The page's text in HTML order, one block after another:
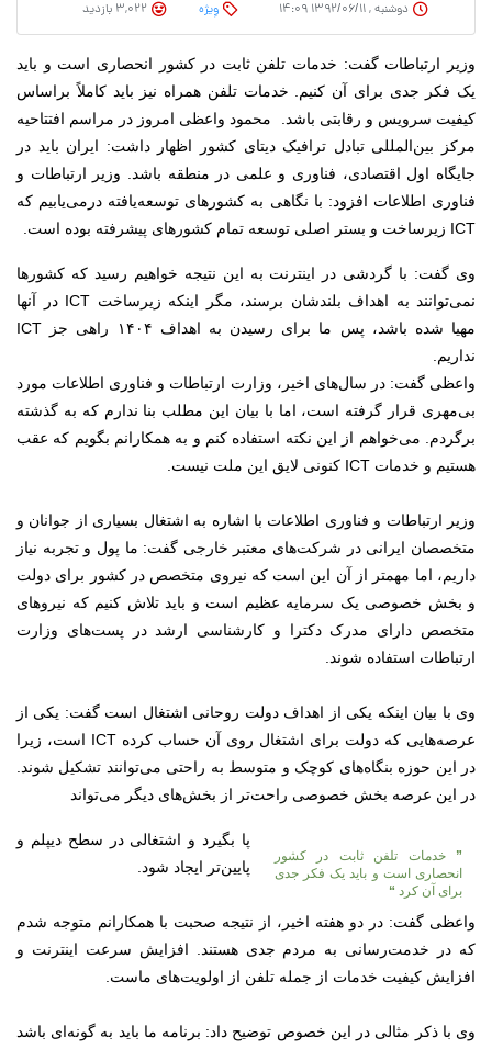
دوشنبه , ۱۳۹۲/۰۶/۱۱ ۱۴:۰۹ وِیژه
وزیر ارتباطات گفت: خدمات تلفن ثابت در کشور انحصاری است و باید
یک فکر جدی برای آن کنیم. خدمات تلفن همراه نیز باید کاملاً براساس
کیفیت سرویس و رقابتی باشد.
محمود واعظی امروز در مراسم افتتاحیه
مرکز بین‌المللی تبادل ترافیک دیتای کشور اظهار داشت: ایران باید در
جایگاه اول اقتصادی، فناوری و علمی در منطقه باشد. وزیر ارتباطات و
فناوری اطلاعات افزود: با نگاهی به کشورهای توسعه‌یافته درمی‌یابیم که
ICT زیرساخت و بستر اصلی توسعه تمام کشورهای پیشرفته بوده است.
وی گفت: با گردشی در اینترنت به این نتیجه خواهیم رسید که کشورها
نمی‌توانند به اهداف بلندشان برسند، مگر اینکه زیرساخت ICT در آنها
مهیا شده باشد، پس ما برای رسیدن به اهداف ۱۴۰۴ راهی جز ICT
نداریم.
واعظی گفت: در سال‌های اخیر، وزارت ارتباطات و فناوری اطلاعات مورد
بی‌مهری قرار گرفته است، اما با بیان این مطلب بنا ندارم که به گذشته
برگردم. می‌خواهم از این نکته استفاده کنم و به همکارانم بگویم که عقب
هستیم و خدمات ICT کنونی لایق این ملت نیست.
وزیر ارتباطات و فناوری اطلاعات با اشاره به اشتغال بسیاری از جوانان و
متخصصان ایرانی در شرکت‌های معتبر خارجی گفت: ما پول و تجربه نیاز
داریم، اما مهمتر از آن این است که نیروی متخصص در کشور برای دولت
و بخش خصوصی یک سرمایه عظیم است و باید تلاش کنیم که نیروهای
متخصص دارای مدرک دکترا و کارشناسی ارشد در پست‌های وزارت
ارتباطات استفاده شوند.
وی با بیان اینکه یکی از اهداف دولت روحانی اشتغال است گفت: یکی از
عرصه‌هایی که دولت برای اشتغال روی آن حساب کرده ICT است، زیرا
در این حوزه بنگاه‌های کوچک و متوسط به راحتی می‌توانند تشکیل شوند.
در این عرصه بخش خصوصی راحت‌تر از بخش‌های دیگر می‌تواند
” خدمات تلفن ثابت در کشور
انحصاری است و باید یک فکر جدی
برای آن کرد “
پا بگیرد و اشتغالی در سطح دیپلم و
پایین‌تر ایجاد شود.
واعظی گفت: در دو هفته اخیر، از نتیجه صحبت با همکارانم متوجه شدم
که در خدمت‌رسانی به مردم جدی هستند. افزایش سرعت اینترنت و
افزایش کیفیت خدمات از جمله تلفن از اولویت‌های ماست.
وی با ذکر مثالی در این خصوص توضیح داد: برنامه ما باید به گونه‌ای باشد